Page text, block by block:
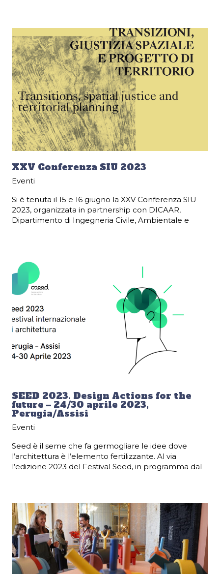
XXV Conferenza SIU 2023
Eventi
Si è tenuta il 15 e 16 giugno la XXV Conferenza SIU
2023, organizzata in partnership con DICAAR,
Dipartimento di Ingegneria Civile, Ambientale e
SEED 2023. Design Actions for the
future – 24/30 aprile 2023,
Perugia/Assisi
Eventi
Seed è il seme che fa germogliare le idee dove
l’architettura è l’elemento fertilizzante. Al via
l’edizione 2023 del Festival Seed, in programma dal